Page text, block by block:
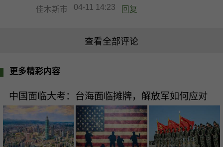
佳木斯市 04-11 14:23 回复
查看全部评论
更多精彩内容
中国面临大考：台海面临摊牌，解放军如何应对